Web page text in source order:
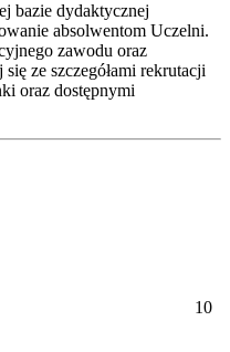
bazie dydaktycznej
absolwentom Uczelni.
zawodu oraz
ze szczegółami rekrutacji
oraz dostępnymi
10